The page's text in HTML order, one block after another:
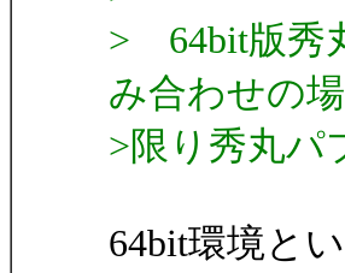
> 64bit版秀
み合わせの
>限り秀丸パ
64bit環境と